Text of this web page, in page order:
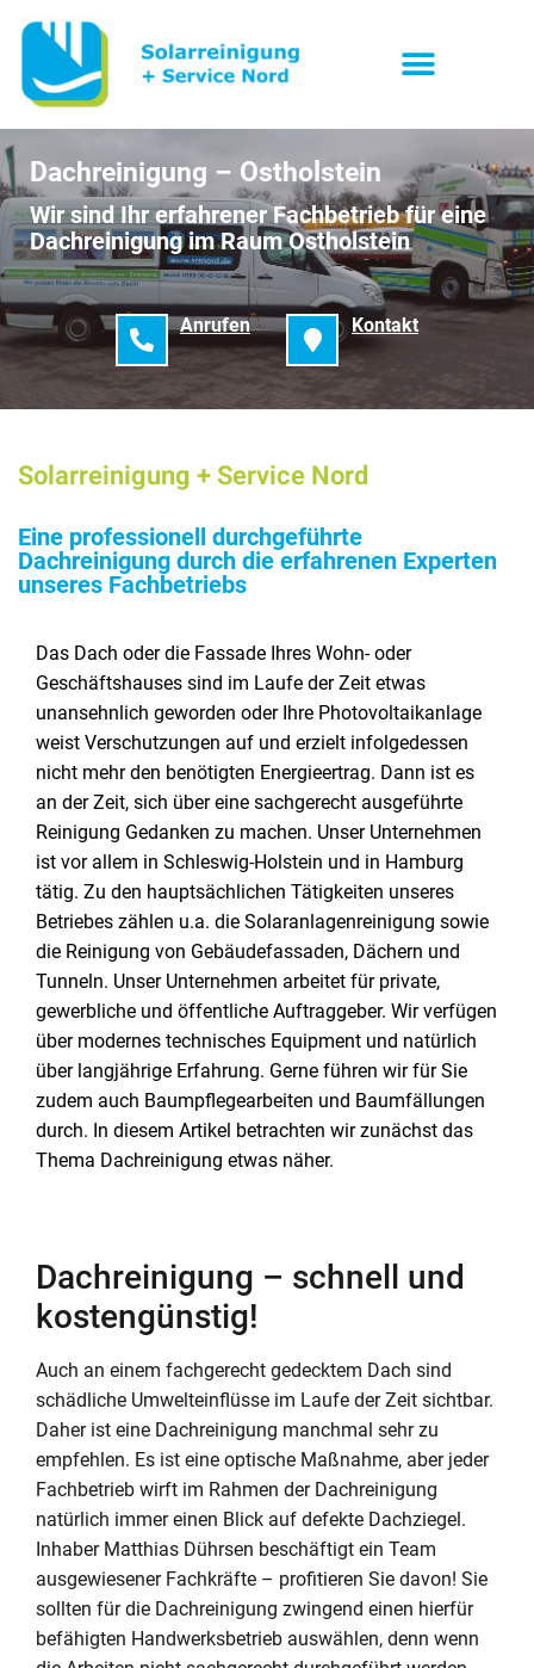
Dachreinigung – Ostholstein
Wir sind Ihr erfahrener Fachbetrieb für eine
Dachreinigung im Raum Ostholstein
Anrufen Kontakt
Solarreinigung + Service Nord
Eine professionell durchgeführte
Dachreinigung durch die erfahrenen Experten
unseres Fachbetriebs
Das Dach oder die Fassade Ihres Wohn- oder
Geschäftshauses sind im Laufe der Zeit etwas
unansehnlich geworden oder Ihre Photovoltaikanlage
weist Verschutzungen auf und erzielt infolgedessen
nicht mehr den benötigten Energieertrag. Dann ist es
an der Zeit, sich über eine sachgerecht ausgeführte
Reinigung Gedanken zu machen. Unser Unternehmen
ist vor allem in Schleswig-Holstein und in Hamburg
tätig. Zu den hauptsächlichen Tätigkeiten unseres
Betriebes zählen u.a. die Solaranlagenreinigung sowie
die Reinigung von Gebäudefassaden, Dächern und
Tunneln. Unser Unternehmen arbeitet für private,
gewerbliche und öffentliche Auftraggeber. Wir verfügen
über modernes technisches Equipment und natürlich
über langjährige Erfahrung. Gerne führen wir für Sie
zudem auch Baumpflegearbeiten und Baumfällungen
durch. In diesem Artikel betrachten wir zunächst das
Thema Dachreinigung etwas näher.
Dachreinigung – schnell und
kostengünstig!
Auch an einem fachgerecht gedecktem Dach sind
schädliche Umwelteinflüsse im Laufe der Zeit sichtbar.
Daher ist eine Dachreinigung manchmal sehr zu
empfehlen. Es ist eine optische Maßnahme, aber jeder
Fachbetrieb wirft im Rahmen der Dachreinigung
natürlich immer einen Blick auf defekte Dachziegel.
Inhaber Matthias Dührsen beschäftigt ein Team
ausgewiesener Fachkräfte – profitieren Sie davon! Sie
sollten für die Dachreinigung zwingend einen hierfür
befähigten Handwerksbetrieb auswählen, denn wenn